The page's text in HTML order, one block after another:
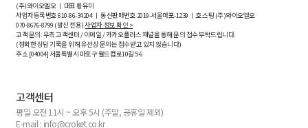
(주)와이오엘오 ㅣ 대표 황유미
사업자등록번호610-86-34204ㅣ 통신판매번호 2019-서울마포-1239 ㅣ 호스팅 (주)와이오엘오
070-8676-8799 (발신 전용)사업자 정보 확인 >
고객 문의: 우측 고객센터 / 이메일 / 카카오플러스 채널을 통해 문의 접수 부탁드립니다.
(정확한 상담 기록을 위해 유선상 문의는 접수받고 있지 않습니다)
주소 [04004] 서울특별시 마포구 월드컵로10길5-6
고객센터
평일 오전 11시 ~ 오후 5시 (주말, 공휴일 제외)
E-mail : info@croket.co.kr